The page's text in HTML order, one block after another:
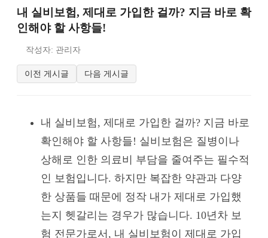
내 실비보험, 제대로 가입한 걸까? 지금 바로 확
인해야 할 사항들!
작성자: 관리자
이전 게시글 다음 게시글
내 실비보험, 제대로 가입한 걸까? 지금 바로
확인해야 할 사항들! 실비보험은 질병이나
상해로 인한 의료비 부담을 줄여주는 필수적
인 보험입니다. 하지만 복잡한 약관과 다양
한 상품들 때문에 정작 내가 제대로 가입했
는지 헷갈리는 경우가 많습니다. 10년차 보
험 전문가로서, 내 실비보험이 제대로 가입